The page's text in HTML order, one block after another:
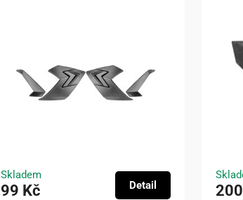
Skladem
99 Kč Detail